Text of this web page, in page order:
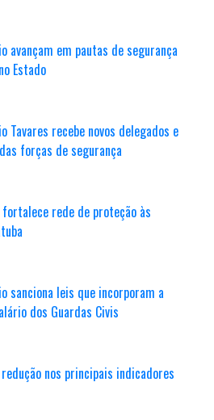
avançam em pautas de segurança
Estado
Tavares recebe novos delegados e
forças de segurança
fortalece rede de proteção às
sanciona leis que incorporam a
dos Guardas Civis
nos principais indicadores